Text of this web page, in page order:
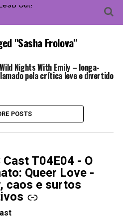
"Sasha Frolova"
Nights With Emily – longa-
pela crítica leve e divertido
POSTS
Cast T04E04 - O
Queer Love -
caos e surtos